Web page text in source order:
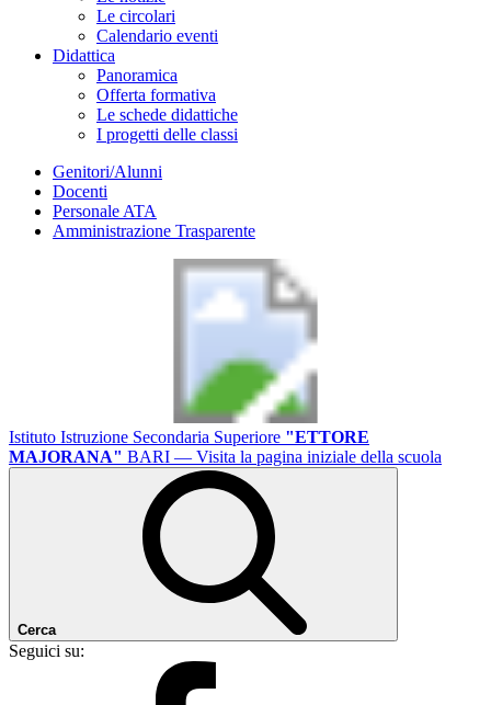
Le circolari
Calendario eventi
Didattica
Panoramica
Offerta formativa
Le schede didattiche
I progetti delle classi
Genitori/Alunni
Docenti
Personale ATA
Amministrazione Trasparente
Istituto Istruzione Secondaria Superiore "ETTORE
MAJORANA" BARI — Visita la pagina iniziale della scuola
Cerca
Seguici su: